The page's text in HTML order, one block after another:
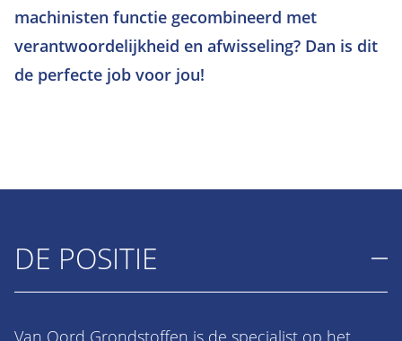
machinisten functie gecombineerd met
verantwoordelijkheid en afwisseling? Dan is dit
de perfecte job voor jou!
DE POSITIE
Van Oord Grondstoffen is de specialist op het